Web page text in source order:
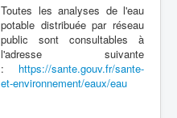
Toutes les analyses de l'eau
potable distribuée par réseau
public sont consultables à
l'adresse suivante
: https://sante.gouv.fr/sante-
et-environnement/eaux/eau